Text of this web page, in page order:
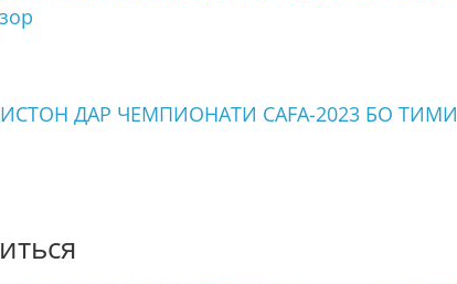
ДАР ЧЕМПИОНАТИ CAFA-2023 БО ТИМИ